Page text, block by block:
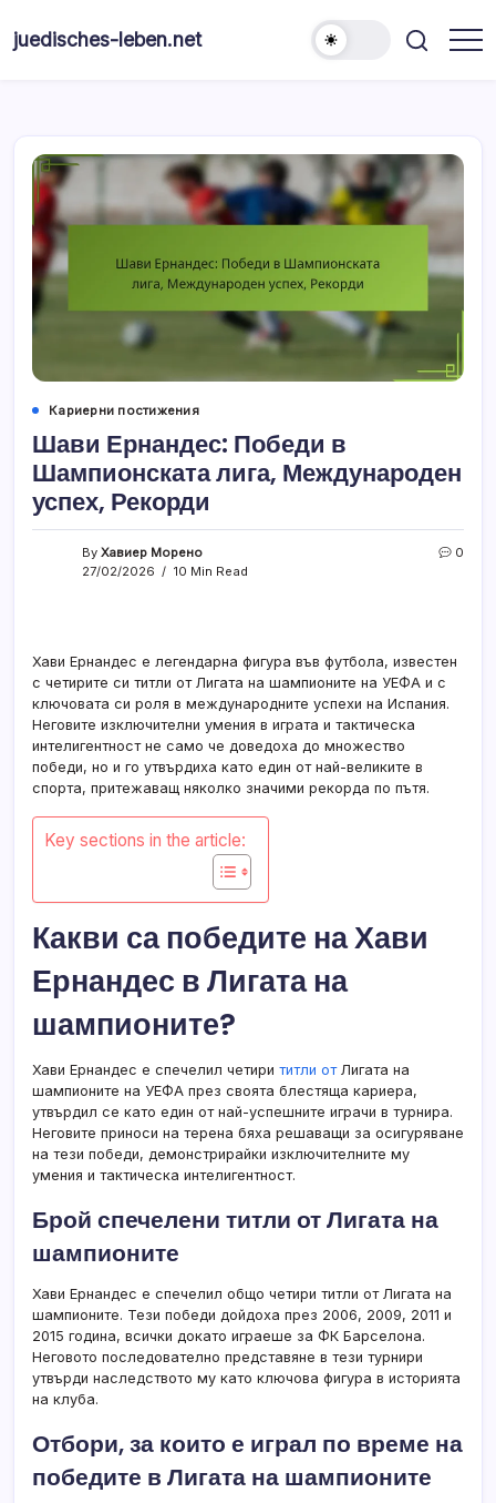
juedisches-leben.net
Кариерни постижения
Шави Ернандес: Победи в
Шампионската лига, Международен
успех, Рекорди
By Хавиер Морено
27/02/2026
10 Min Read
0
Хави Ернандес е легендарна фигура във футбола, известен
с четирите си титли от Лигата на шампионите на УЕФА и с
ключовата си роля в международните успехи на Испания.
Неговите изключителни умения в играта и тактическа
интелигентност не само че доведоха до множество
победи, но и го утвърдиха като един от най-великите в
спорта, притежаващ няколко значими рекорда по пътя.
Key sections in the article:
Какви са победите на Хави
Ернандес в Лигата на
шампионите?
Хави Ернандес е спечелил четири титли отЛигата на
шампионите на УЕФА през своята блестяща кариера,
утвърдил се като един от най-успешните играчи в турнира.
Неговите приноси на терена бяха решаващи за осигуряване
на тези победи, демонстрирайки изключителните му
умения и тактическа интелигентност.
Брой спечелени титли от Лигата на
шампионите
Хави Ернандес е спечелил общо четири титли от Лигата на
шампионите. Тези победи дойдоха през 2006, 2009, 2011 и
2015 година, всички докато играеше за ФК Барселона.
Неговото последователно представяне в тези турнири
утвърди наследството му като ключова фигура в историята
на клуба.
Отбори, за които е играл по време на
победите в Лигата на шампионите